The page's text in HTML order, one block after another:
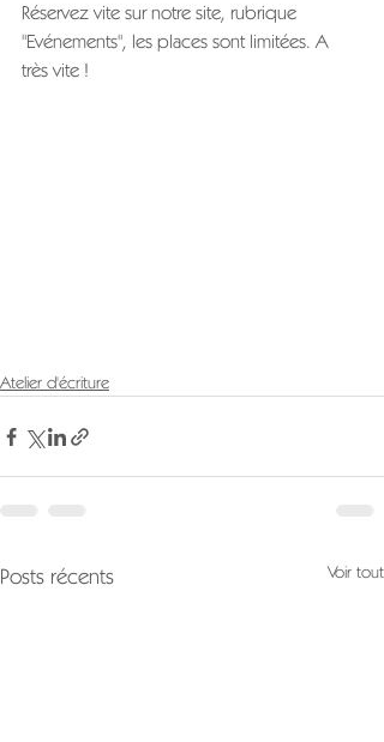
Réservez vite sur notre site, rubrique
"Evénements", les places sont limitées. A
très vite !
Atelier d'écriture
Posts récents Voir tout